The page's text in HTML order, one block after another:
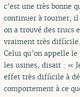
c’est une très bonne
continuer à tourner, il
on a trouvé des trucs
vraiment très difficile.
Celui qu’on appelle
les usines, disait : «
effet très difficile à
comportement à ce